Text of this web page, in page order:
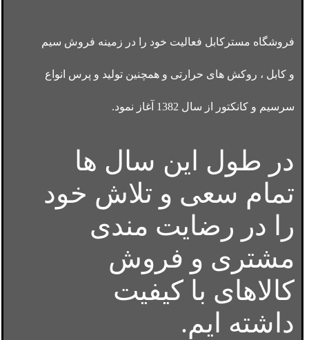
فروشگاه مسترکابل فعالیت خود را در زمینه فروش سیم
و کابل ، روکش های حرارتی و همچنین تولید و پرس انواع
سرسیم و کانکتور از سال 1382 آغاز نمود.
در طول این سال ها
تمام سعی و تلاش خود
را در رضایت مندی
مشتری و فروش
کالاهای با کیفیت
داشته ایم.